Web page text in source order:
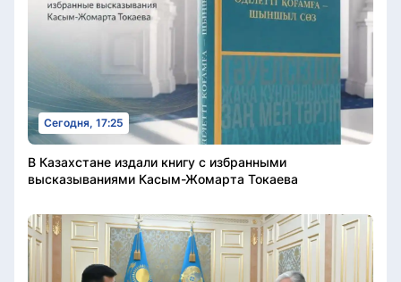
Сегодня, 17:25
В Казахстане издали книгу с избранными
высказываниями Касым-Жомарта Токаева